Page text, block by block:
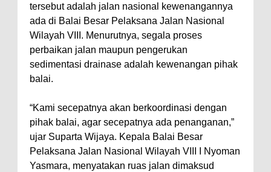
tersebut adalah jalan nasional kewenangannya
ada di Balai Besar Pelaksana Jalan Nasional
Wilayah VIII. Menurutnya, segala proses
perbaikan jalan maupun pengerukan
sedimentasi drainase adalah kewenangan pihak
balai.
“Kami secepatnya akan berkoordinasi dengan
pihak balai, agar secepatnya ada penanganan,”
ujar Suparta Wijaya. Kepala Balai Besar
Pelaksana Jalan Nasional Wilayah VIII I Nyoman
Yasmara, menyatakan ruas jalan dimaksud